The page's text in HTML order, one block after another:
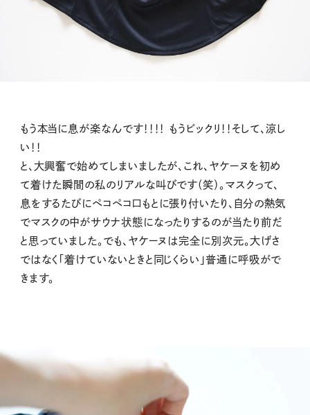
もう本当に息が楽なんです！！！！ もうビックリ！！そして、涼し
い！！
と、大興奮で始めてしまいましたが、これ、ヤケーヌを初め
て着けた瞬間の私のリアルな叫びです（笑）。マスクって、
息をするたびにペコペコ口もとに張り付いたり、自分の熱気
でマスクの中がサウナ状態になったりするのが当たり前だ
と思っていました。でも、ヤケーヌは完全に別次元。大げさ
ではなく「着けていないときと同じくらい」普通に呼吸がで
きます。